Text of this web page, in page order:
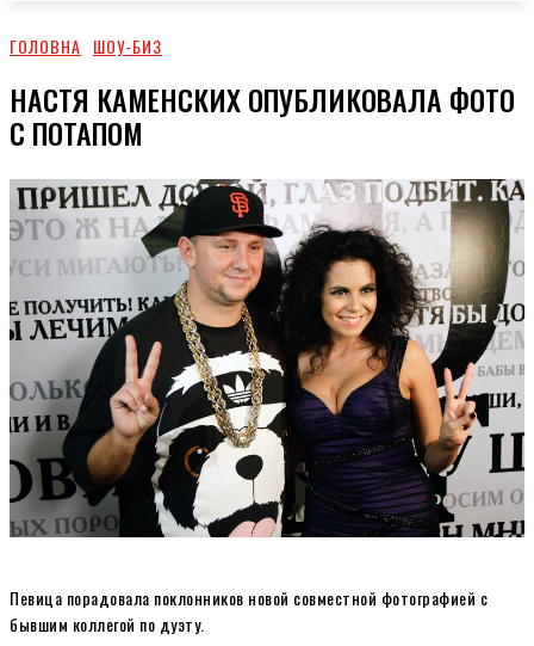
ГОЛОВНА ШОУ-БИЗ
НАСТЯ КАМЕНСКИХ ОПУБЛИКОВАЛА ФОТО
С ПОТАПОМ
Певица порадовала поклонников новой совместной фотографией с
бывшим коллегой по дуэту.